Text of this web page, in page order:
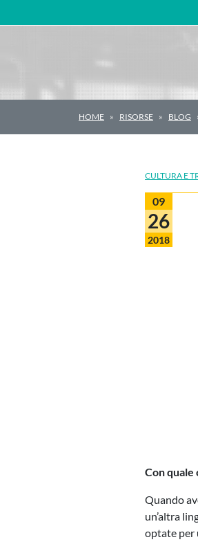
Navigazione
HOME RISORSE BLOG
CULTURA E
09
26
2018
Con quale
Quando
un’altra
optate per